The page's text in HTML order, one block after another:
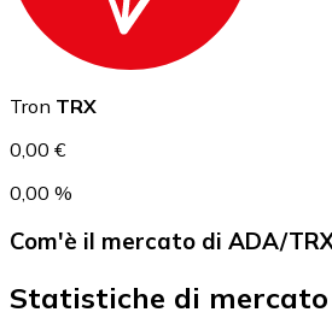
USD Coin
USDC
Tron TRX
0,00 €
0,00 %
Com'è il mercato di ADA/
Statistiche di